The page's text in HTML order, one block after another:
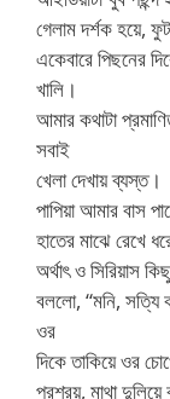
গেলাম দর্শক হয়ে,
একেবারে পিছনের
খালি।
আমার কথাটা
সবাই
খেলা দেখায় ব্যস্ত।
পাপিয়া আমার বাস
হাতের মাঝে রেখে
অর্থাৎ ও সিরিয়াস
বললো, “মনি, সত্যি
ওর
দিকে তাকিয়ে ওর
প্রশ্রয়, মাথা